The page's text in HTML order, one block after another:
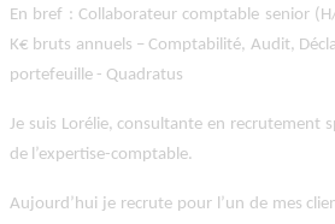
En bref : Collaborateur comptable senior
K€ bruts annuels – Comptabilité, Audit,
portefeuille - Quadratus
Je suis Lorélie, consultante en recrutement
de l’expertise-comptable.
Aujourd’hui je recrute pour l’un de mes